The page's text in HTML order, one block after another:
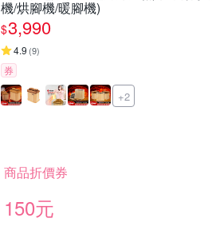
機/烘腳機/暖腳機)
$3,990
4.9 (9)
券
+2
商品折價券
150元